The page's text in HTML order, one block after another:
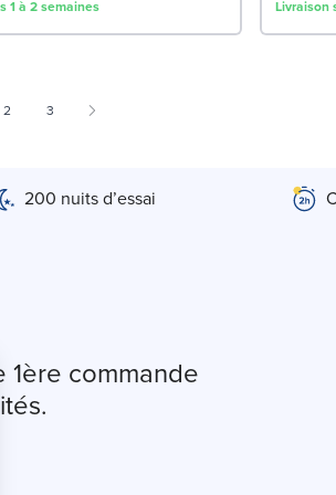
1 à 2 semaines Livraison
reading page
Page
2 Page
3
200 nuits d’essai
commande